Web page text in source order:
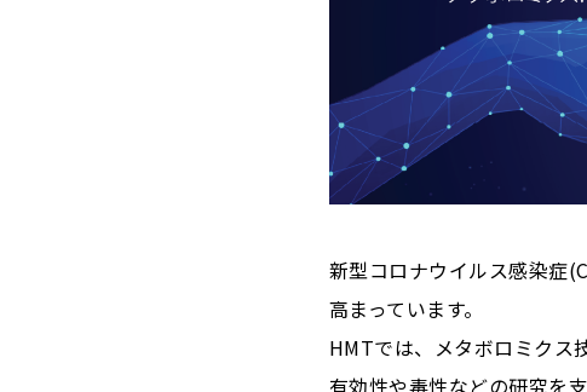
新型コロナウイルス感染症
高まっています。
HMTでは、メタボロミクス